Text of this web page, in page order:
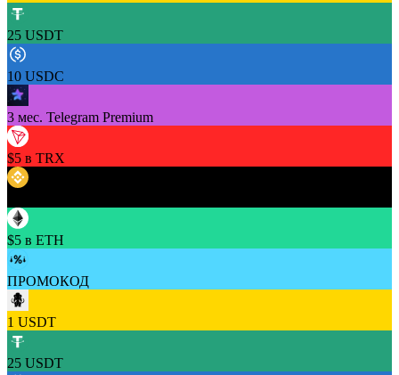
25 USDT
10 USDC
3 мес. Telegram Premium
$5 в TRX
$5 в ETH
ПРОМОКОД
1 USDT
25 USDT